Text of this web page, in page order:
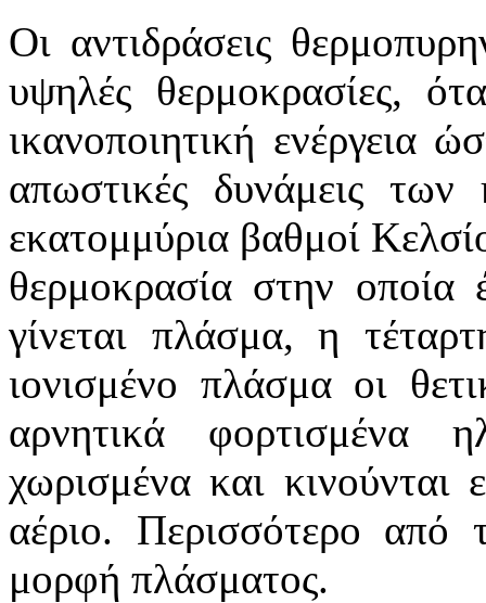
Οι αντιδράσεις
υψηλές θερμοκρασίες,
ικανοποιητική ενέργεια
απωστικές δυνάμεις
εκατομμύρια βαθμοί
θερμοκρασία στην οποία
γίνεται πλάσμα, η
ιονισμένο πλάσμα οι
αρνητικά φορτισμένα
χωρισμένα και
αέριο. Περισσότερο από
μορφή πλάσματος.